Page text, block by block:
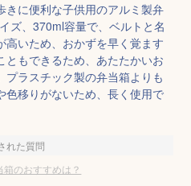
きに便利な子供用のアルミ製弁
ズ、370ml容量で、ベルトと名
いため、おかずを早く覚ます
ともできるため、あたたかいお
ラスチック製の弁当箱よりも
色移りがないため、長く使用で
れた質問
のおすすめは？